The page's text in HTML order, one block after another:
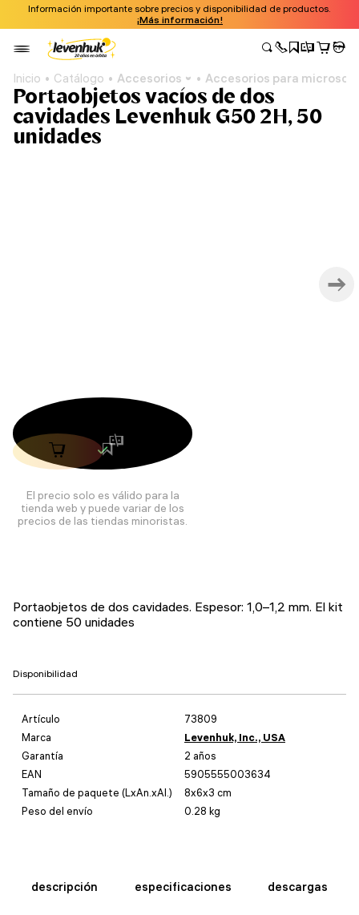
Información importante sobre precios y disponibilidad de productos.
¡Más información!
Inicio Catálogo Accesorios Accesorios para
Portaobjetos vacíos de dos
cavidades Levenhuk G50 2H, 50
unidades
El precio solo es válido para la
tienda web y puede variar de los
precios de las tiendas minoristas.
Portaobjetos de dos cavidades. Espesor: 1,0–1,2 mm. El kit
contiene 50 unidades
Disponibilidad
Artículo
73809
Marca
Levenhuk, Inc., USA
Garantía
2 años
EAN
5905555003634
Tamaño de paquete (LxAn.xAl.)
8x6x3 cm
Peso del envío
0.28 kg
descripción especificaciones descargas